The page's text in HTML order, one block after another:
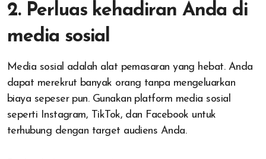
2. Perluas kehadiran Anda di
media sosial
Media sosial adalah alat pemasaran yang hebat. Anda
dapat merekrut banyak orang tanpa mengeluarkan
biaya sepeser pun. Gunakan platform media sosial
seperti Instagram, TikTok, dan Facebook untuk
terhubung dengan target audiens Anda.